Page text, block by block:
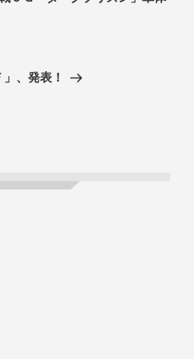
、発表！